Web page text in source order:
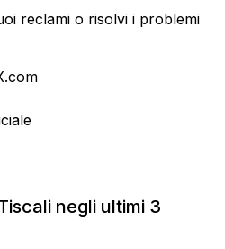
reclami o risolvi i problemi
negli ultimi 3